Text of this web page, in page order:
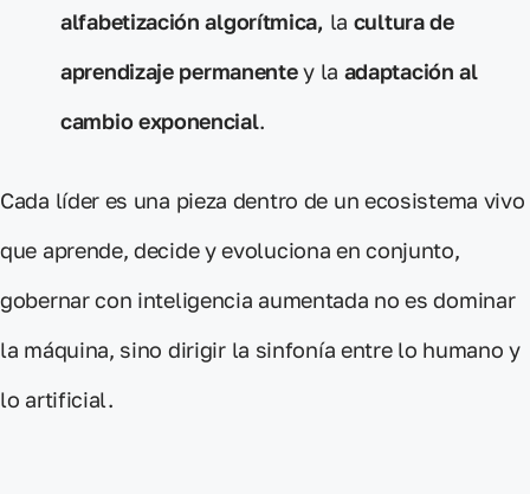
alfabetización algorítmica, la cultura de
aprendizaje permanentey la adaptación al
cambio exponencial.
Cada líder es una pieza dentro de un ecosistema vivo
que aprende, decide y evoluciona en conjunto,
gobernar con inteligencia aumentada no es dominar
la máquina, sino dirigir la sinfonía entre lo humano y
lo artificial.